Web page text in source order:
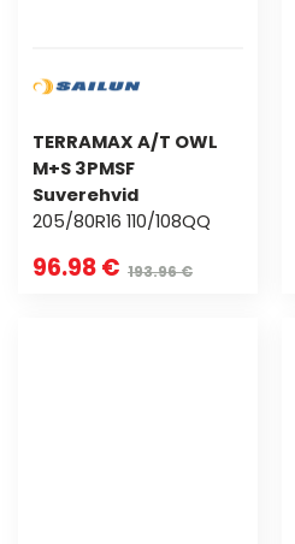
TERRAMAX A/T OWL
M+S 3PMSF
Suverehvid
205/80R16 110/108QQ
96.98 € 193.96 €